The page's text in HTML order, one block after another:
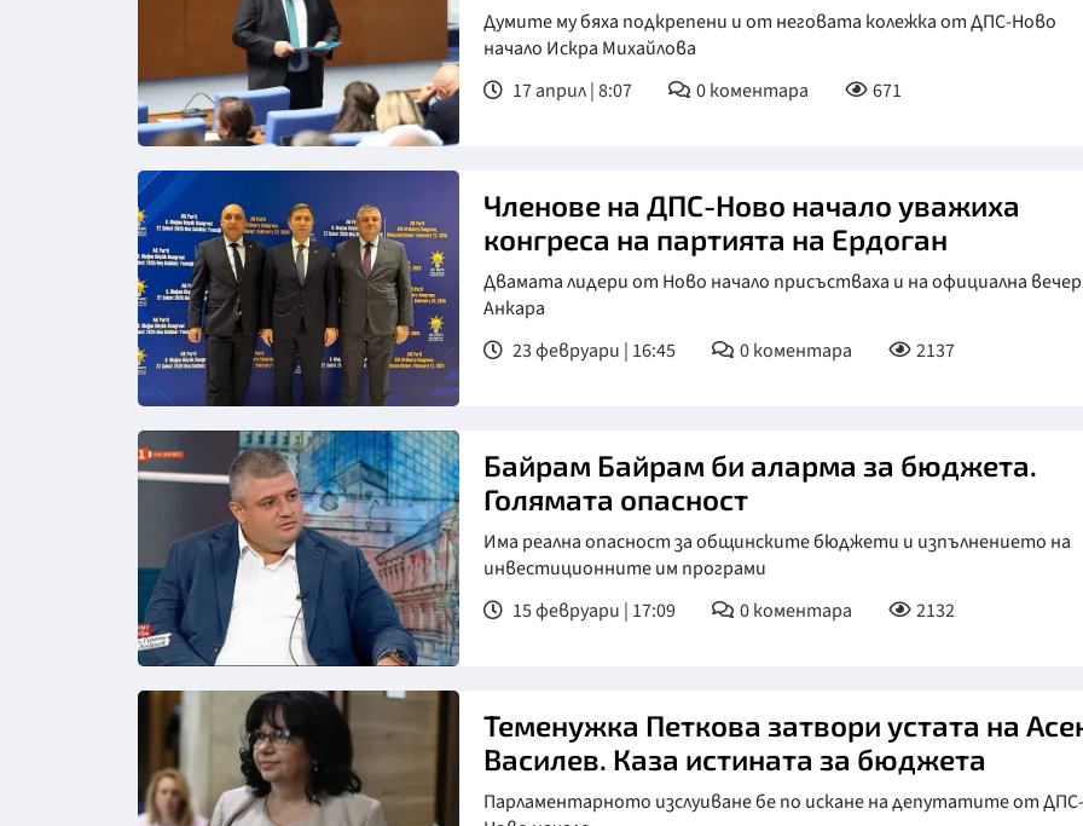
ВЯРА
Снимка: БТА, архив
Думите му бяха подкрепени и от неговата колежка от ДПС-Ново
начало Искра Михайлова
17 април | 8:07
0коментара 671
Членове на ДПС-Ново начало уважиха
конгреса на партията на Ердоган
Двамата лидери от Ново начало присъстваха и на официална
Анкара
23 февруари | 16:45
0коментара 2137
Байрам Байрам би аларма за бюджета.
Голямата опасност
Има реална опасност за общинските бюджети и изпълнението на
инвестиционните им програми
15 февруари | 17:09
0коментара 2132
Теменужка Петкова затвори устата на
Василев. Каза истината за бюджета
Парламентарното изслуиване бе по искане на депутатите от ДПС-